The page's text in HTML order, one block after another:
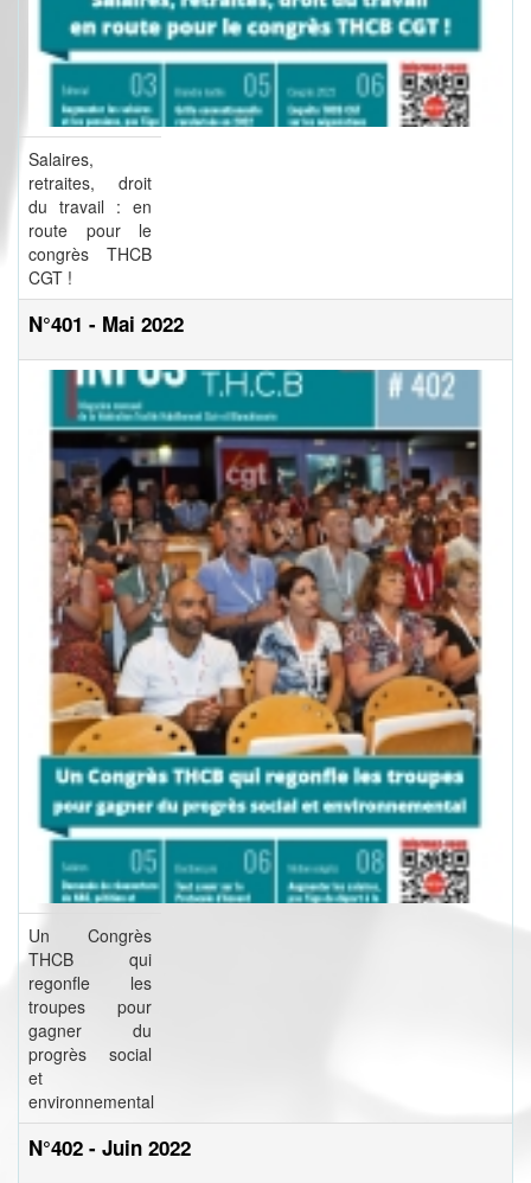
Salaires,
retraites, droit
du travail : en
route pour le
congrès THCB
CGT !
N°401 - Mai 2022
Un Congrès
THCB qui
regonfle les
troupes pour
gagner du
progrès social
et
environnemental
N°402 - Juin 2022